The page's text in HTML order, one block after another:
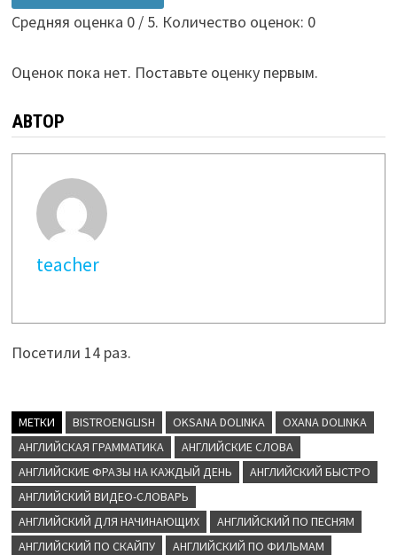
Средняя оценка 0/ 5. Количество оценок: 0
Оценок пока нет. Поставьте оценку первым.
АВТОР
teacher
Посетили 14 раз.
МЕТКИ BISTROENGLISH OKSANA DOLINKA
OXANA DOLINKA
АНГЛИЙСКАЯ ГРАММАТИКА
АНГЛИЙСКИЕ СЛОВА
АНГЛИЙСКИЕ ФРАЗЫ НА КАЖДЫЙ ДЕНЬ
АНГЛИЙСКИЙ БЫСТРО
АНГЛИЙСКИЙ ВИДЕО-СЛОВАРЬ
АНГЛИЙСКИЙ ДЛЯ НАЧИНАЮЩИХ
АНГЛИЙСКИЙ ПО ПЕСНЯМ
АНГЛИЙСКИЙ ПО СКАЙПУ
АНГЛИЙСКИЙ ПО ФИЛЬМАМ